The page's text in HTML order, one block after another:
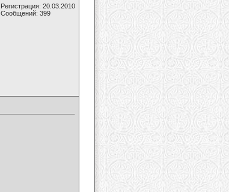
Регистрация: 20.03.2010
Сообщений: 399